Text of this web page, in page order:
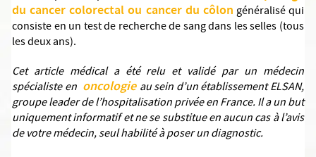
du cancer colorectal ou cancer du côlon généralisé qui
consiste en un test de recherche de sang dans les selles (tous
les deux ans).
Cet article médical a été relu et validé par un médecin
spécialiste en oncologie au sein d’un établissement ELSAN,
groupe leader de l’hospitalisation privée en France. Il a un but
uniquement informatif et ne se substitue en aucun cas à l’avis
de votre médecin, seul habilité à poser un diagnostic.